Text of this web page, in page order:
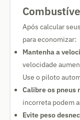
Após calcular
para economizar:
Mantenha a
velocidade
Use o piloto
Calibre os pneus
incorreta podem
Evite peso